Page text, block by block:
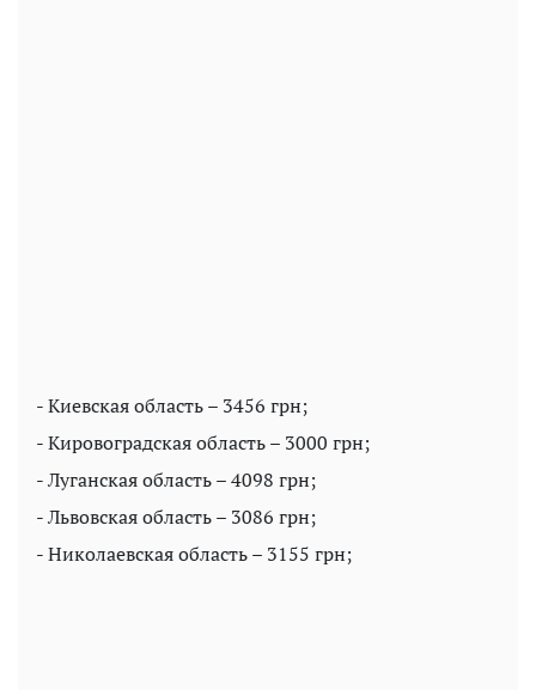
- Киевская область – 3456 грн;
- Кировоградская область – 3000 грн;
- Луганская область – 4098 грн;
- Львовская область – 3086 грн;
- Николаевская область – 3155 грн;